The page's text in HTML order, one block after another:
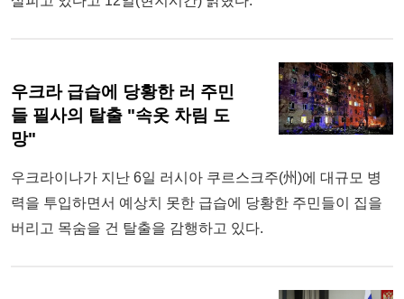
우크라 급습에 당황한 러 주민
들 필사의 탈출 "속옷 차림 도
망"
우크라이나가 지난 6일 러시아 쿠르스크주(州)에 대규모 병
력을 투입하면서 예상치 못한 급습에 당황한 주민들이 집을
버리고 목숨을 건 탈출을 감행하고 있다.